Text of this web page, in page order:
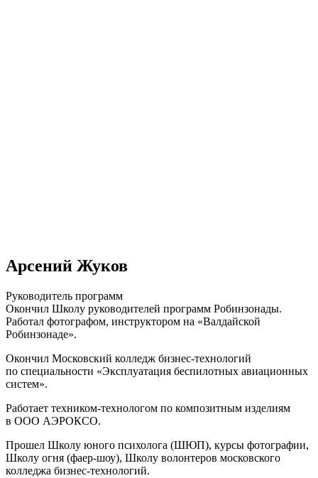
Арсений Жуков
Руководитель программ
Окончил Школу руководителей программ Робинзонады.
Работал фотографом, инструктором на «Валдайской
Робинзонаде».
Окончил Московский колледж бизнес-технологий
по специальности «Эксплуатация беспилотных авиационных
систем».
Работает техником-технологом по композитным изделиям
в ООО АЭРОКСО.
Прошел Школу юного психолога (ШЮП), курсы фотографии,
Школу огня (фаер-шоу), Школу волонтеров московского
колледжа бизнес-технологий.